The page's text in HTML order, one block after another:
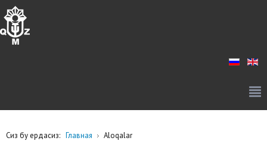
Сиз бу ердасиз: Главная Aloqalar